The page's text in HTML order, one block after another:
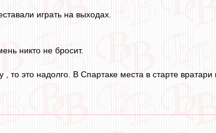
играть на выходах.
никто не бросит.
то это надолго. В Спартаке места в старте вратари